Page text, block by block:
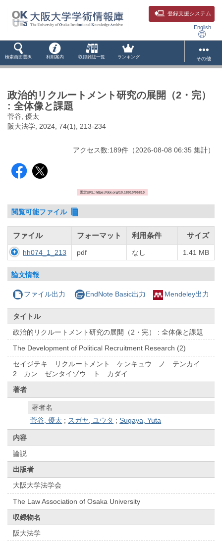
登録支援システム
English
検索画面選択 利用案内 収録雑誌一覧 ランキング その他
政治的リクルートメント研究の展開（2・完）
: 全体像と課題
菅谷, 優太
阪大法学, 2024, 74(1), 213-234
アクセス数:189件 （2026-08-08 06:35 集計）
固定URL: https://doi.org/10.18910/95810
閲覧可能ファイル
ファイル フォーマット 利用条件 サイズ
hh074_1_213 pdf なし 1.41 MB
論文情報
ファイル出力 EndNote Basic出力 Mendeley出力
タイトル
政治的リクルートメント研究の展開（2・完） : 全体像と課題
The Development of Political Recruitment Research (2)
セイジテキ リクルートメント ケンキュウ ノ テンカイ
2 カン ゼンタイゾウ ト カダイ
著者
著者名
菅谷, 優太 ; スガヤ, ユウタ ;Sugaya, Yuta
内容
論説
出版者
大阪大学法学会
The Law Association of Osaka University
収録物名
阪大法学